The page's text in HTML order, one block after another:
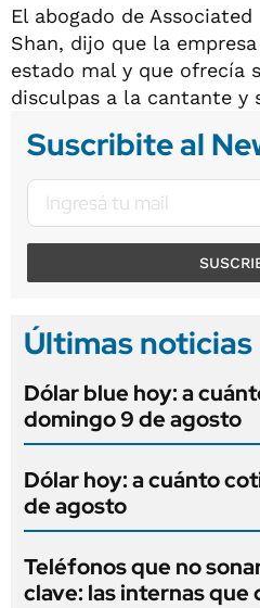
El abogado de
Shan, dijo que la
estado mal y que ofrecía
disculpas a la cantante y
Suscribite al
Últimas noticias
Dólar blue hoy: a
domingo 9 de agosto
Dólar hoy: a cuánto
de agosto
Teléfonos que no
clave: las internas que